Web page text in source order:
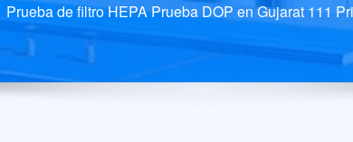
Prueba de filtro HEPA Prueba DOP en Gujarat 111